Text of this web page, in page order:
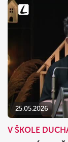
25.05.2026
V ŠKOLE